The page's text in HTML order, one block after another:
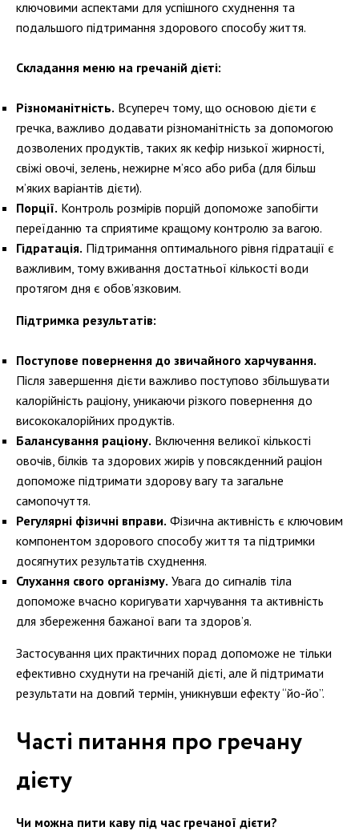
ключовими аспектами для успішного схуднення та
подальшого підтримання здорового способу життя.
Складання меню на гречаній дієті:
Різноманітність. Всупереч тому, що основою дієти є
гречка, важливо додавати різноманітність за допомогою
дозволених продуктів, таких як кефір низької жирності,
свіжі овочі, зелень, нежирне м’ясо або риба (для більш
м’яких варіантів дієти).
Порції. Контроль розмірів порцій допоможе запобігти
переїданню та сприятиме кращому контролю за вагою.
Гідратація. Підтримання оптимального рівня гідратації є
важливим, тому вживання достатньої кількості води
протягом дня є обов’язковим.
Підтримка результатів:
Поступове повернення до звичайного харчування.
Після завершення дієти важливо поступово збільшувати
калорійність раціону, уникаючи різкого повернення до
висококалорійних продуктів.
Балансування раціону. Включення великої кількості
овочів, білків та здорових жирів у повсякденний раціон
допоможе підтримати здорову вагу та загальне
самопочуття.
Регулярні фізичні вправи. Фізична активність є ключовим
компонентом здорового способу життя та підтримки
досягнутих результатів схуднення.
Слухання свого організму. Увага до сигналів тіла
допоможе вчасно коригувати харчування та активність
для збереження бажаної ваги та здоров’я.
Застосування цих практичних порад допоможе не тільки
ефективно схуднути на гречаній дієті, але й підтримати
результати на довгий термін, уникнувши ефекту “йо-йо”.
Часті питання про гречану
дієту
Чи можна пити каву під час гречаної дієти?